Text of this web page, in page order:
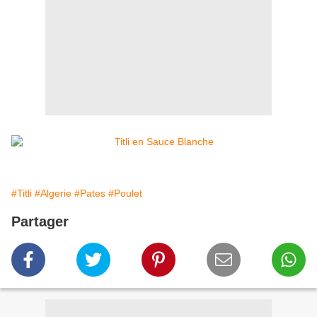
#Titli #Algerie #Pates #Poulet
Partager